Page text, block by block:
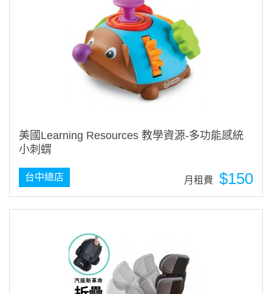
美國Learning Resources 教學資源-多功能感統
小刺蝟
$150
月租費
台中總店